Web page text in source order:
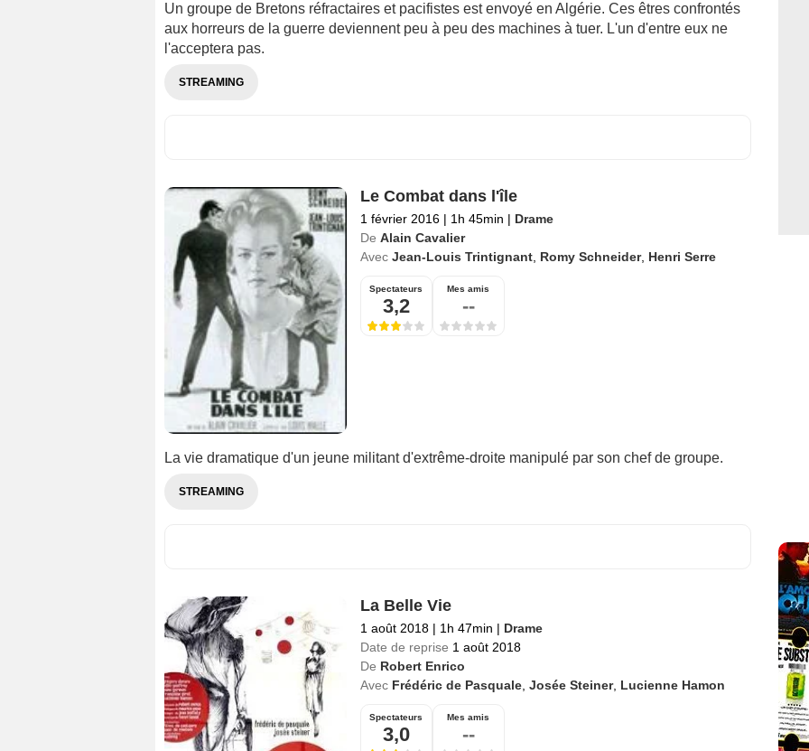
Un groupe de Bretons réfractaires et pacifistes est envoyé en Algérie. Ces êtres confrontés
aux horreurs de la guerre deviennent peu à peu des machines à tuer. L'un d'entre eux ne
l'acceptera pas.
STREAMING
Le Combat dans l'île
1 février 2016 | 1h 45min | Drame
De Alain Cavalier
Avec Jean-Louis Trintignant, Romy Schneider, Henri Serre
Spectateurs
3,2
Mes amis
--
La vie dramatique d'un jeune militant d'extrême-droite manipulé par son chef de groupe.
STREAMING
La Belle Vie
1 août 2018 | 1h 47min | Drame
Date de reprise 1 août 2018
De Robert Enrico
Avec Frédéric de Pasquale, Josée Steiner, Lucienne Hamon
Spectateurs
3,0
Mes amis
--